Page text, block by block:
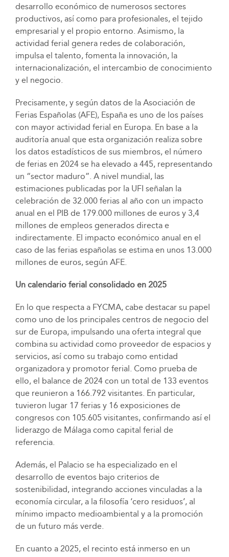
desarrollo económico de numerosos sectores
productivos, así como para profesionales, el tejido
empresarial y el propio entorno. Asimismo, la
actividad ferial genera redes de colaboración,
impulsa el talento, fomenta la innovación, la
internacionalización, el intercambio de conocimiento
y el negocio.
Precisamente, y según datos de la Asociación de
Ferias Españolas (AFE), España es uno de los países
con mayor actividad ferial en Europa. En base a la
auditoría anual que esta organización realiza sobre
los datos estadísticos de sus miembros, el número
de ferias en 2024 se ha elevado a 445, representando
un “sector maduro”. A nivel mundial, las
estimaciones publicadas por la UFI señalan la
celebración de 32.000 ferias al año con un impacto
anual en el PIB de 179.000 millones de euros y 3,4
millones de empleos generados directa e
indirectamente. El impacto económico anual en el
caso de las ferias españolas se estima en unos 13.000
millones de euros, según AFE.
Un calendario ferial consolidado en 2025
En lo que respecta a FYCMA, cabe destacar su papel
como uno de los principales centros de negocio del
sur de Europa, impulsando una oferta integral que
combina su actividad como proveedor de espacios y
servicios, así como su trabajo como entidad
organizadora y promotor ferial. Como prueba de
ello, el balance de 2024 con un total de 133 eventos
que reunieron a 166.792 visitantes. En particular,
tuvieron lugar 17 ferias y 16 exposiciones de
congresos con 105.605 visitantes, confirmando así el
liderazgo de Málaga como capital ferial de
referencia.
Además, el Palacio se ha especializado en el
desarrollo de eventos bajo criterios de
sostenibilidad, integrando acciones vinculadas a la
economía circular, a la filosofía ‘cero residuos’, al
mínimo impacto medioambiental y a la promoción
de un futuro más verde.
En cuanto a 2025, el recinto está inmerso en un